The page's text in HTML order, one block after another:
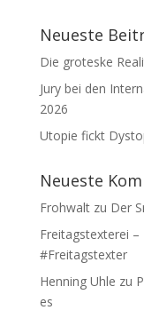
Neueste
Die groteske
Jury bei den
2026
Utopie fickt
Neueste
Frohwaltzu Der
Freitagstexterei
#Freitagstexter
Henning Uhle zu
es